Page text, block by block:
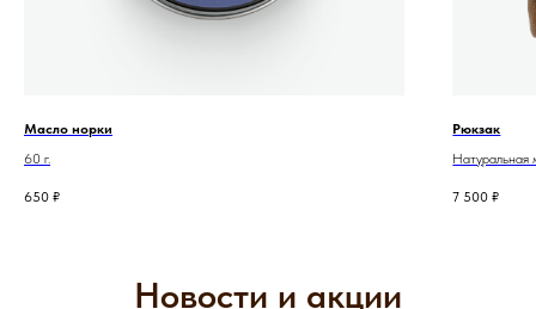
Масло норки
60 г.
650 ₽
Рюкзак
Натуральная
7 500 ₽
Новости и акции